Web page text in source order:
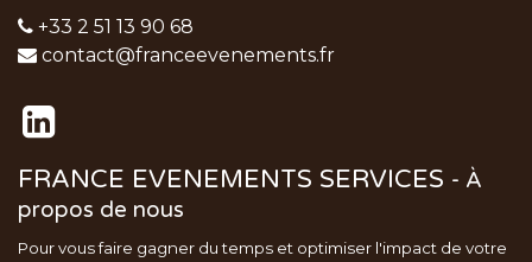
+33 2 51 13 90 68
contact@franceevenements.fr
FRANCE EVENEMENTS SERVICES - À
propos de nous
Pour vous faire gagner du temps et optimiser l'impact de votre